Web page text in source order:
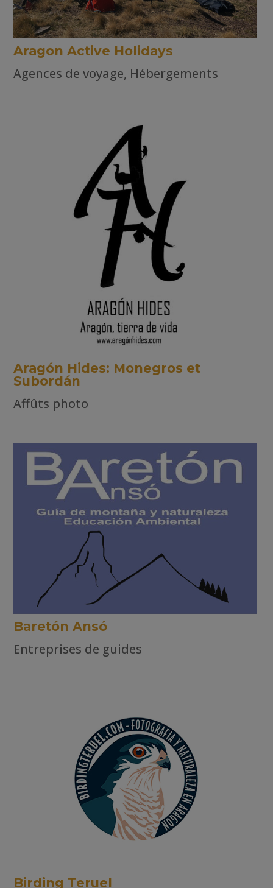
Aragon Active Holidays
Agences de voyage, Hébergements
Aragón Hides: Monegros et
Subordán
Affûts photo
Baretón Ansó
Entreprises de guides
Birding Teruel